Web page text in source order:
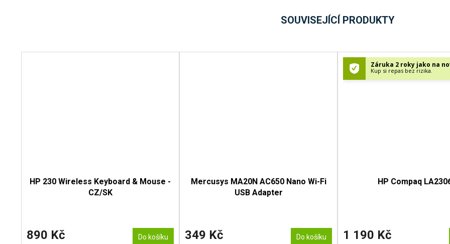
SOUVISEJÍCÍ PRODUKTY
HP 230 Wireless Keyboard & Mouse -
CZ/SK
890 Kč Do košíku
Mercusys MA20N AC650 Nano Wi-Fi
USB Adapter
349 Kč Do košíku
Záruka 2 roky jako na
Kup si repas bez rizika.
HP Compaq
1 190 Kč